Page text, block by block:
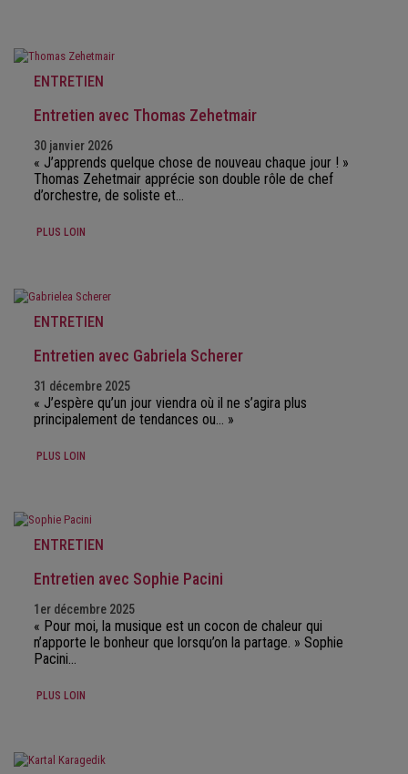
ENTRETIEN
Entretien avec Thomas Zehetmair
30 janvier 2026
« J’apprends quelque chose de nouveau chaque jour ! »
Thomas Zehetmair apprécie son double rôle de chef
d’orchestre, de soliste et…
PLUS LOIN
ENTRETIEN
Entretien avec Gabriela Scherer
31 décembre 2025
« J’espère qu’un jour viendra où il ne s’agira plus
principalement de tendances ou… »
PLUS LOIN
ENTRETIEN
Entretien avec Sophie Pacini
1er décembre 2025
« Pour moi, la musique est un cocon de chaleur qui
n’apporte le bonheur que lorsqu’on la partage. » Sophie
Pacini…
PLUS LOIN